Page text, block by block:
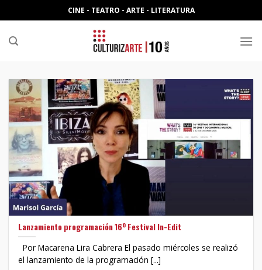
to
content
CINE - TEATRO - ARTE - LITERATURA
Lanzamiento programación 16º Festival In-Edit
Por Macarena Lira Cabrera El pasado miércoles se realizó
el lanzamiento de la programación [...]